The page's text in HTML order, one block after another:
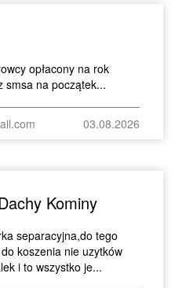
opłacony na rok
smsa na początek...
03.08.2026
Kominy
separacyjna,do tego
koszenia nie uzytków
i to wszystko je...